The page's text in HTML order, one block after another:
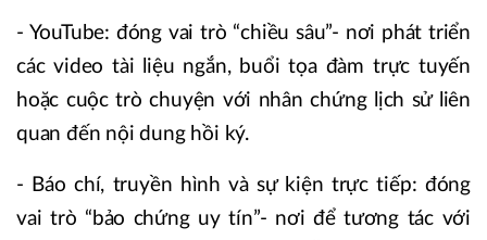
- YouTube: đóng vai trò “chiều sâu”- nơi phát triển
các video tài liệu ngắn, buổi tọa đàm trực tuyến
hoặc cuộc trò chuyện với nhân chứng lịch sử liên
quan đến nội dung hồi ký.
- Báo chí, truyền hình và sự kiện trực tiếp: đóng
vai trò “bảo chứng uy tín”- nơi để tương tác với